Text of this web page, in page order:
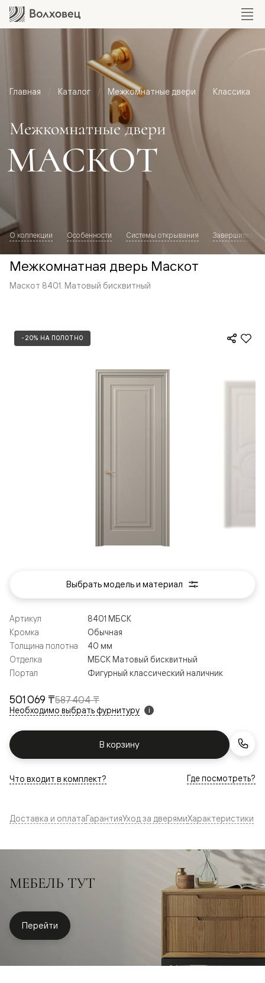
Главная Каталог Межкомнатные двери Классика
Межкомнатные двери
МАСКОТ
О коллекции Особенности Системы открывания Завершите
Межкомнатная дверь Маскот
Маскот 8401. Матовый бисквитный
-20% НА ПОЛОТНО
501 069 ₸587 404 ₸
Необходимо выбрать фурнитуру i
В корзину
Артикул
8401 МБСК
Кромка
Обычная
Толщина полотна
40 мм
Отделка
МБСК Матовый бисквитный
Портал
Фигурный классический наличник
Что входит в комплект? Где посмотреть?
Выбрать модель и материал
Доставка и оплатаГарантияУход за дверямиХарактеристики
МЕБЕЛЬ ТУТ
Перейти